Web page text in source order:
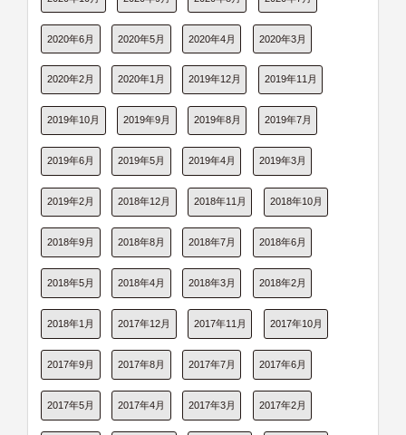
2020年6月 2020年5月 2020年4月 2020年3月
2020年2月 2020年1月 2019年12月 2019年11月
2019年10月 2019年9月 2019年8月 2019年7月
2019年6月 2019年5月 2019年4月 2019年3月
2019年2月 2018年12月 2018年11月 2018年10月
2018年9月 2018年8月 2018年7月 2018年6月
2018年5月 2018年4月 2018年3月 2018年2月
2018年1月 2017年12月 2017年11月 2017年10月
2017年9月 2017年8月 2017年7月 2017年6月
2017年5月 2017年4月 2017年3月 2017年2月